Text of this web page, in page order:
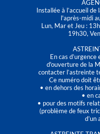
Installée à l’accueil
l'après-midi
Lun, Mar et Jeu :
19h30,
En cas
d'ouverture de la
contacter l’astreinte
Ce numéro doit
• en dehors des
• en
• pour des motifs
(problème de feux
d’un